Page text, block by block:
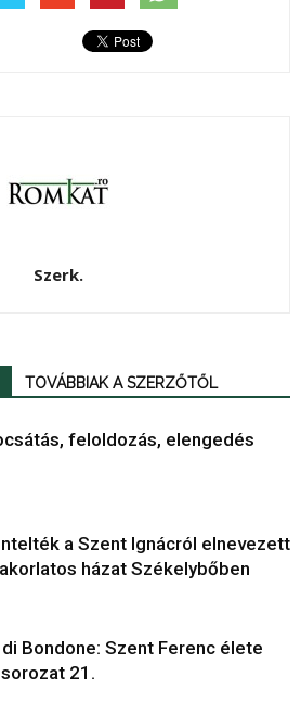
Szerk.
TOVÁBBIAK A SZERZŐTŐL
feloldozás, elengedés
a Szent Ignácról elnevezett
házat Székelybőben
Bondone: Szent Ferenc élete
21.